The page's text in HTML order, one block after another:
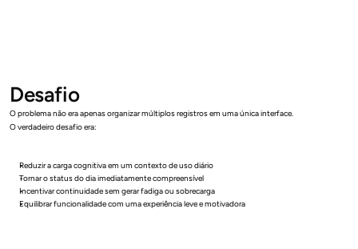
Desafio
O problema não era apenas organizar múltiplos registros em uma única interface.
O verdadeiro desafio era:
Reduzir a carga cognitiva em um contexto de uso diário
Tornar o status do dia imediatamente compreensível
Incentivar continuidade sem gerar fadiga ou sobrecarga
Equilibrar funcionalidade com uma experiência leve e motivadora